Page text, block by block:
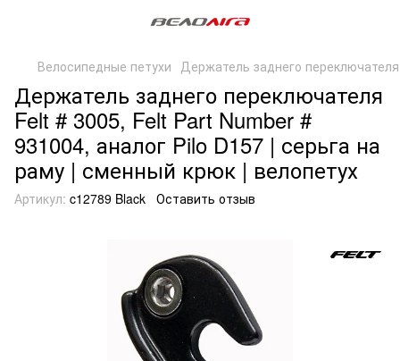
Велосипедные петухи Держатель заднего
Держатель заднего переключателя
Felt # 3005, Felt Part Number #
931004, аналог Pilo D157 | серьга на
раму | сменный крюк | велопетух
Артикул: c12789 Black Оставить отзыв